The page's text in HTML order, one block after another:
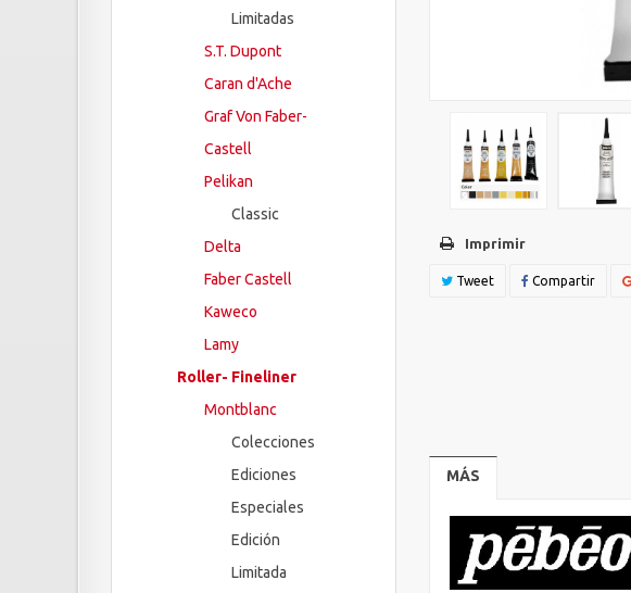
Limitadas
S.T. Dupont
Caran d'Ache
Graf Von Faber-
Castell
Pelikan
Classic
Delta
Faber Castell
Kaweco
Lamy
Roller- Fineliner
Montblanc
Colecciones
Ediciones
Especiales
Edición
Limitada
Imprimir
Tweet Compartir
MÁS